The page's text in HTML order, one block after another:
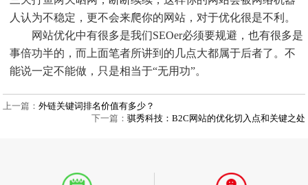
人认为不稳定，更不会来爬你的网站，对于优化很是不利。
网站优化中有很多是我们SEOer必须要规避，也有很多是
事倍功半的，而上面笔者所讲到的几点大都属于后者了。不
能说一定不能做，只是相当于“无用功”。
上一篇：外链关键词排名价值有多少？
下一篇： 骐秀科技：B2C网站的优化切入点和关键之处